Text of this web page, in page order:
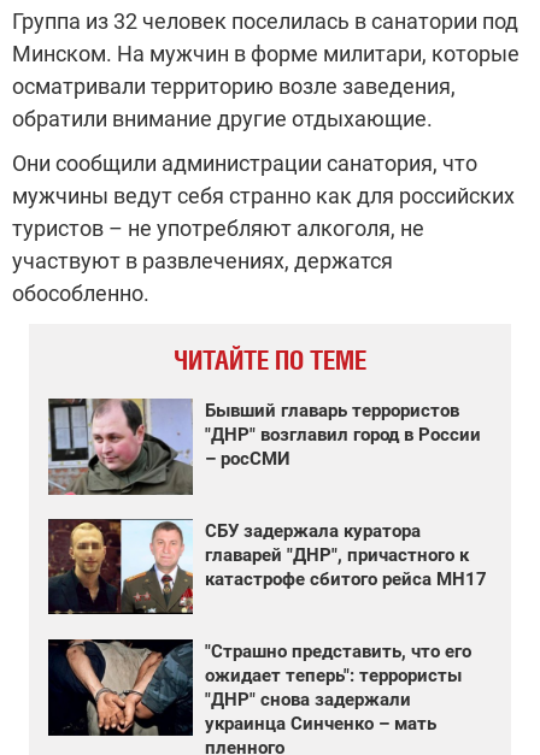
Группа из 32 человек поселилась в санатории под
Минском. На мужчин в форме милитари, которые
осматривали территорию возле заведения,
обратили внимание другие отдыхающие.
Они сообщили администрации санатория, что
мужчины ведут себя странно как для российских
туристов – не употребляют алкоголя, не
участвуют в развлечениях, держатся
обособленно.
ЧИТАЙТЕ ПО ТЕМЕ
Бывший главарь террористов
"ДНР" возглавил город в России
– росСМИ
СБУ задержала куратора
главарей "ДНР", причастного к
катастрофе сбитого рейса MH17
"Страшно представить, что его
ожидает теперь": террористы
"ДНР" снова задержали
украинца Синченко – мать
пленного